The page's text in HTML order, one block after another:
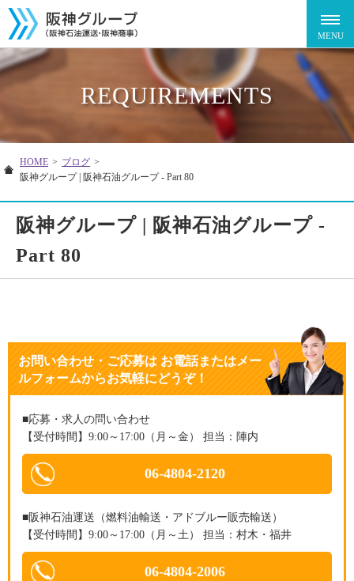
REQUIREMENTS
HOME > ブログ >
阪神グループ | 阪神石油グループ - Part 80
阪神グループ | 阪神石油グループ -
Part 80
お問い合わせ・ご応募はお電話またはメー
ルフォームからお気軽にどうぞ！
■応募・求人の問い合わせ
【受付時間】9:00～17:00（月～金） 担当：陣内
06-4804-2120
■阪神石油運送（燃料油輸送・アドブルー販売輸送）
【受付時間】9:00～17:00（月～土） 担当：村木・福井
06-4804-2006